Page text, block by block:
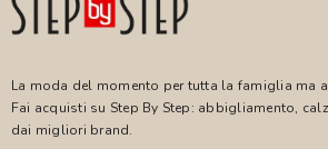
La moda del momento per tutta la famiglia ma
Fai acquisti su Step By Step: abbigliamento,
dai migliori brand.